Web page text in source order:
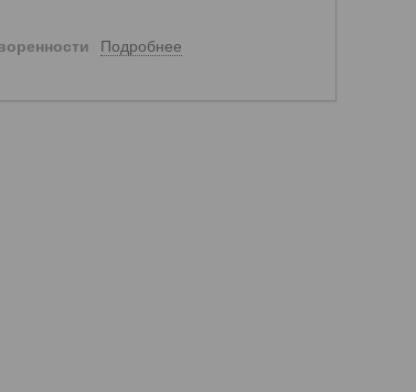
Подробнее